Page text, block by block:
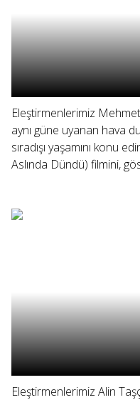
Eleştirmenlerimiz
aynı güne uyanan hava
sıradışı yaşamını konu
Aslında Dündü) filmini,
Eleştirmenlerimiz Alin